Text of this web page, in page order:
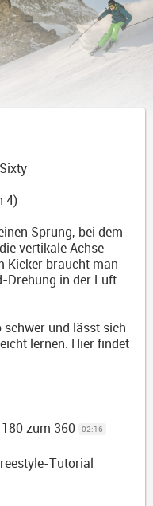
4)
Sprung, bei dem
vertikale Achse
Kicker braucht man
Drehung in der Luft
schwer und lässt sich
lernen. Hier findet
zum 360 02:16
Tutorial